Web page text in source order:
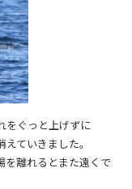
をぐっと上げずに
ていきました。
を離れるとまた遠くで